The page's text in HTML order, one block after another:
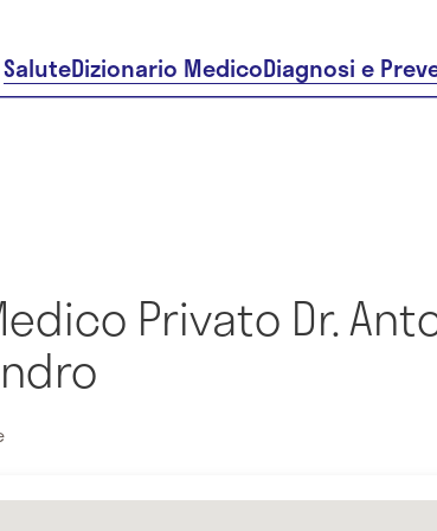
SaluteDizionario MedicoDiagnosi e
Privato Dr.